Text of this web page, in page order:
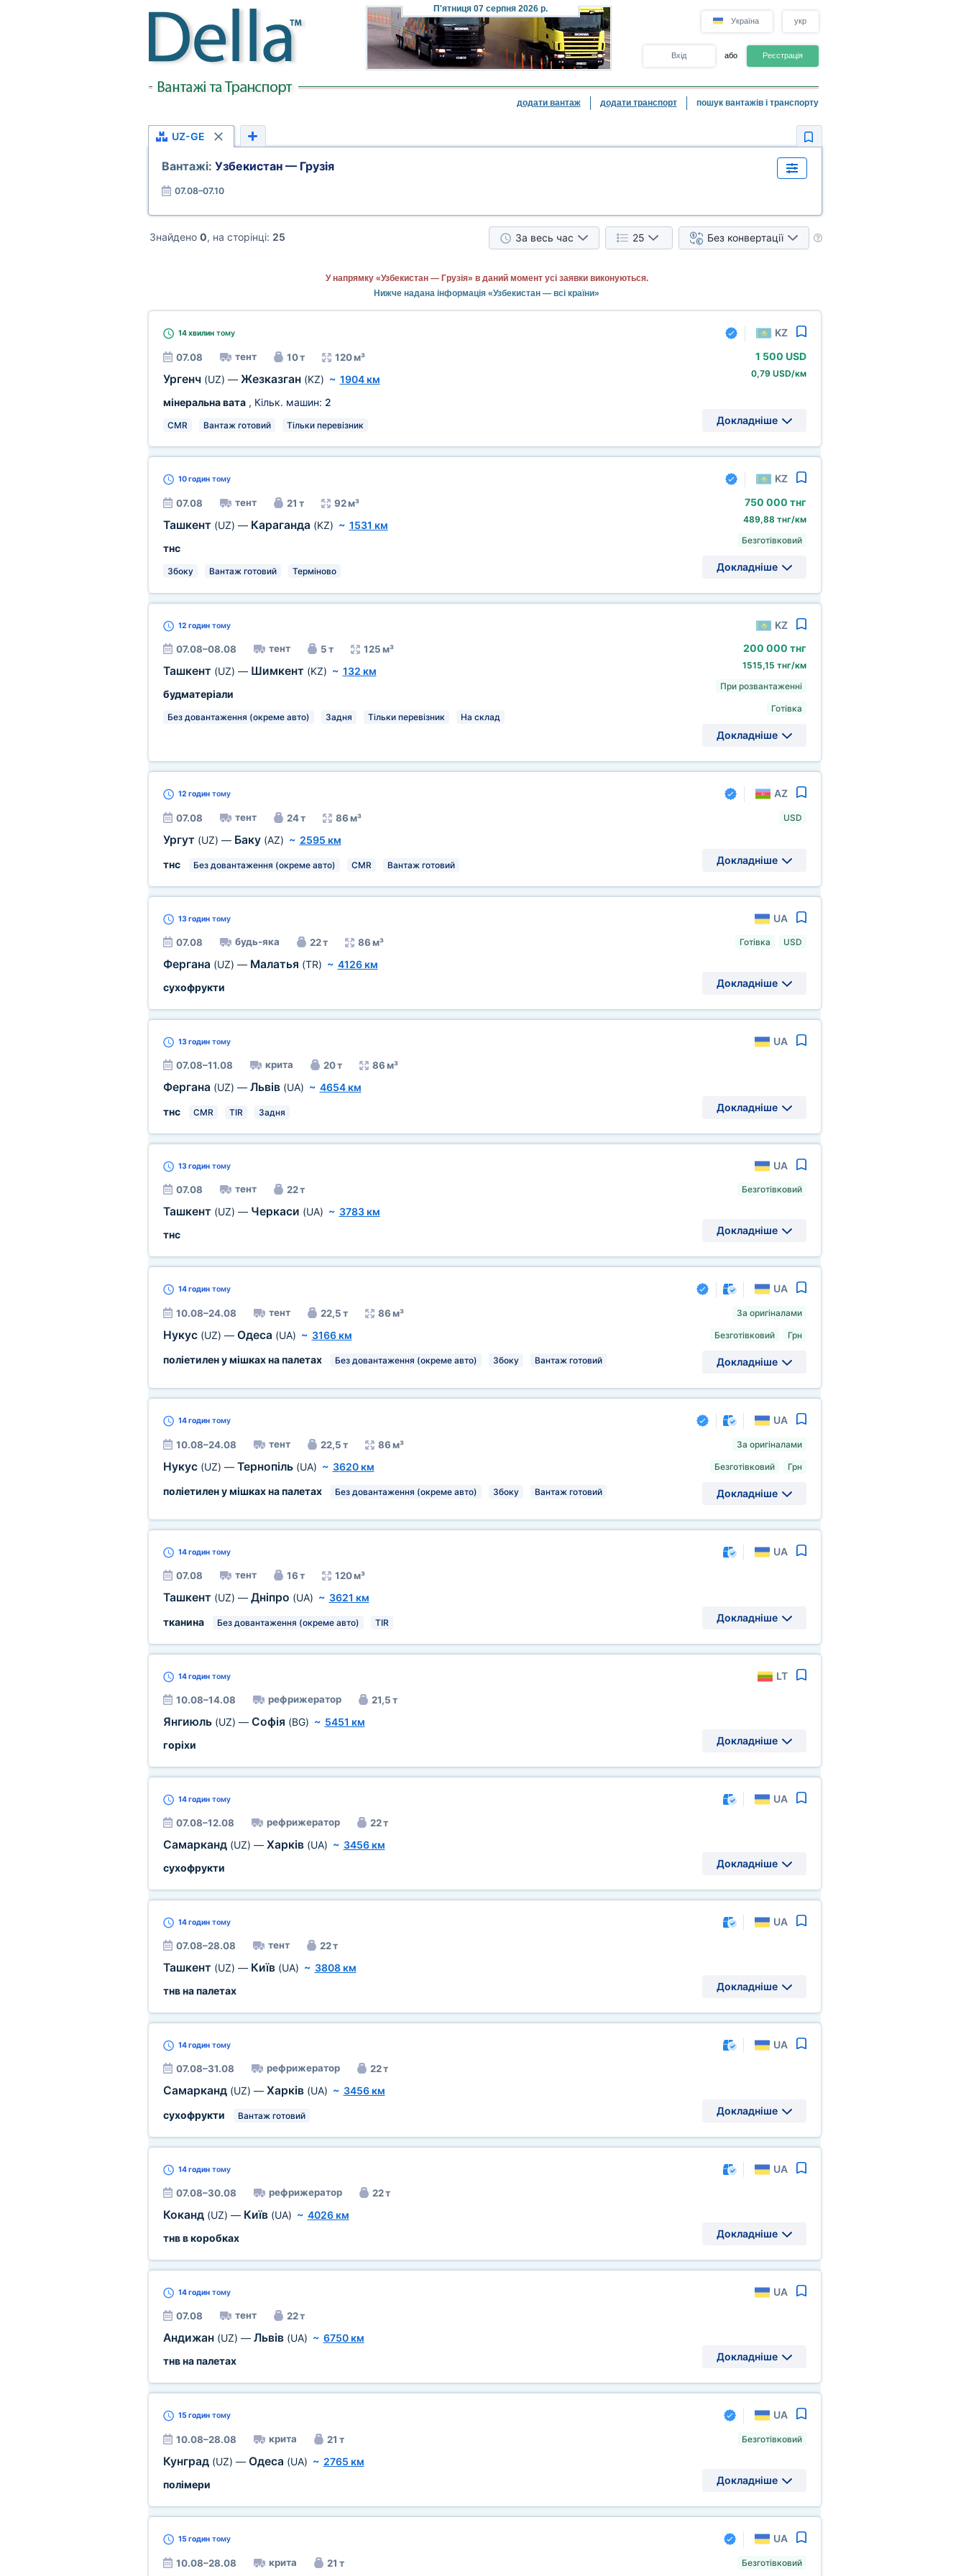
П'ятниця07 серпня 2026 р.
Україна укр
Вхід або Реєстрація
додати вантаж додати транспорт пошук вантажів і транспорту
UZ-GE
Вантажі: Узбекистан — Грузія
07.08–07.10
Знайдено 0, на сторінці: 25 За весь час 25 Без конвертації
У напрямку «Узбекистан — Грузія» в даний момент усі заявки виконуються.
Нижче надана інформація «Узбекистан — всі країни»
14 хвилинтому KZ
07.08 тент 10 т 120 м³
Ургенч (UZ) — Жезказган (KZ) ~ 1904 км
мінеральна вата, Кільк. машин: 2
CMR Вантаж готовий Тільки перевізник
1 500 USD
0,79 USD/км
Докладніше
10 годинтому KZ
07.08 тент 21 т 92 м³
Ташкент (UZ) — Караганда (KZ) ~ 1531 км
тнс
Збоку Вантаж готовий Терміново
750 000 тнг
489,88 тнг/км
Безготівковий
Докладніше
12 годинтому KZ
07.08–08.08 тент 5 т 125 м³
Ташкент (UZ) — Шимкент (KZ) ~ 132 км
будматеріали
Без довантаження (окреме авто) Задня Тільки перевізник На склад
200 000 тнг
1515,15 тнг/км
При розвантаженні
Готівка
Докладніше
12 годинтому AZ
07.08 тент 24 т 86 м³
Ургут (UZ) — Баку (AZ) ~ 2595 км
тнс
Без довантаження (окреме авто) CMR Вантаж готовий
USD
Докладніше
13 годинтому UA
07.08 будь-яка 22 т 86 м³
Фергана (UZ) — Малатья (TR) ~ 4126 км
сухофрукти
Готівка USD
Докладніше
13 годинтому UA
07.08–11.08 крита 20 т 86 м³
Фергана (UZ) — Львів (UA) ~ 4654 км
тнс
CMR TIR Задня Докладніше
13 годинтому UA
07.08 тент 22 т
Ташкент (UZ) — Черкаси (UA) ~ 3783 км
тнс
Безготівковий
Докладніше
14 годинтому UA
10.08–24.08 тент 22,5 т 86 м³
Нукус (UZ) — Одеса (UA) ~ 3166 км
поліетилен у мішках на палетах
Без довантаження (окреме авто) Збоку Вантаж готовий
За оригіналами
Безготівковий Грн
Докладніше
14 годинтому UA
10.08–24.08 тент 22,5 т 86 м³
Нукус (UZ) — Тернопіль (UA) ~ 3620 км
поліетилен у мішках на палетах
Без довантаження (окреме авто) Збоку Вантаж готовий
За оригіналами
Безготівковий Грн
Докладніше
14 годинтому UA
07.08 тент 16 т 120 м³
Ташкент (UZ) — Дніпро (UA) ~ 3621 км
тканина
Без довантаження (окреме авто) TIR Докладніше
14 годинтому LT
10.08–14.08 рефрижератор 21,5 т
Янгиюль (UZ) — Софія (BG) ~ 5451 км
горіхи
Докладніше
14 годинтому UA
07.08–12.08 рефрижератор 22 т
Самарканд (UZ) — Харків (UA) ~ 3456 км
сухофрукти
Докладніше
14 годинтому UA
07.08–28.08 тент 22 т
Ташкент (UZ) — Київ (UA) ~ 3808 км
тнв на палетах
Докладніше
14 годинтому UA
07.08–31.08 рефрижератор 22 т
Самарканд (UZ) — Харків (UA) ~ 3456 км
сухофрукти
Вантаж готовий Докладніше
14 годинтому UA
07.08–30.08 рефрижератор 22 т
Коканд (UZ) — Київ (UA) ~ 4026 км
тнв в коробках
Докладніше
14 годинтому UA
07.08 тент 22 т
Андижан (UZ) — Львів (UA) ~ 6750 км
тнв на палетах
Докладніше
15 годинтому UA
10.08–28.08 крита 21 т
Кунград (UZ) — Одеса (UA) ~ 2765 км
полімери
Безготівковий
Докладніше
15 годинтому UA
10.08–28.08 крита 21 т Безготівковий